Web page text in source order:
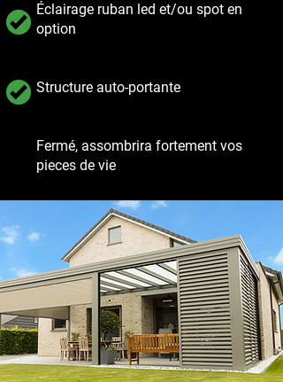
Éclairage ruban led et/ou spot en
option
Structure auto-portante
Fermé, assombrira fortement vos
pieces de vie